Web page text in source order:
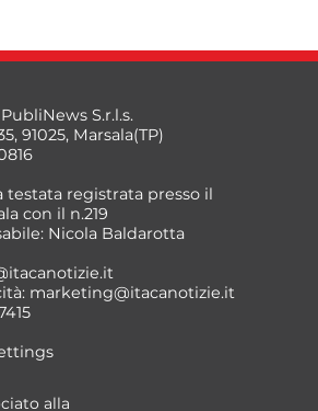
S.r.l.s.
91025, Marsala(TP)
testata registrata presso il
con il n.219
Nicola Baldarotta
marketing@itacanotizie.it
alla